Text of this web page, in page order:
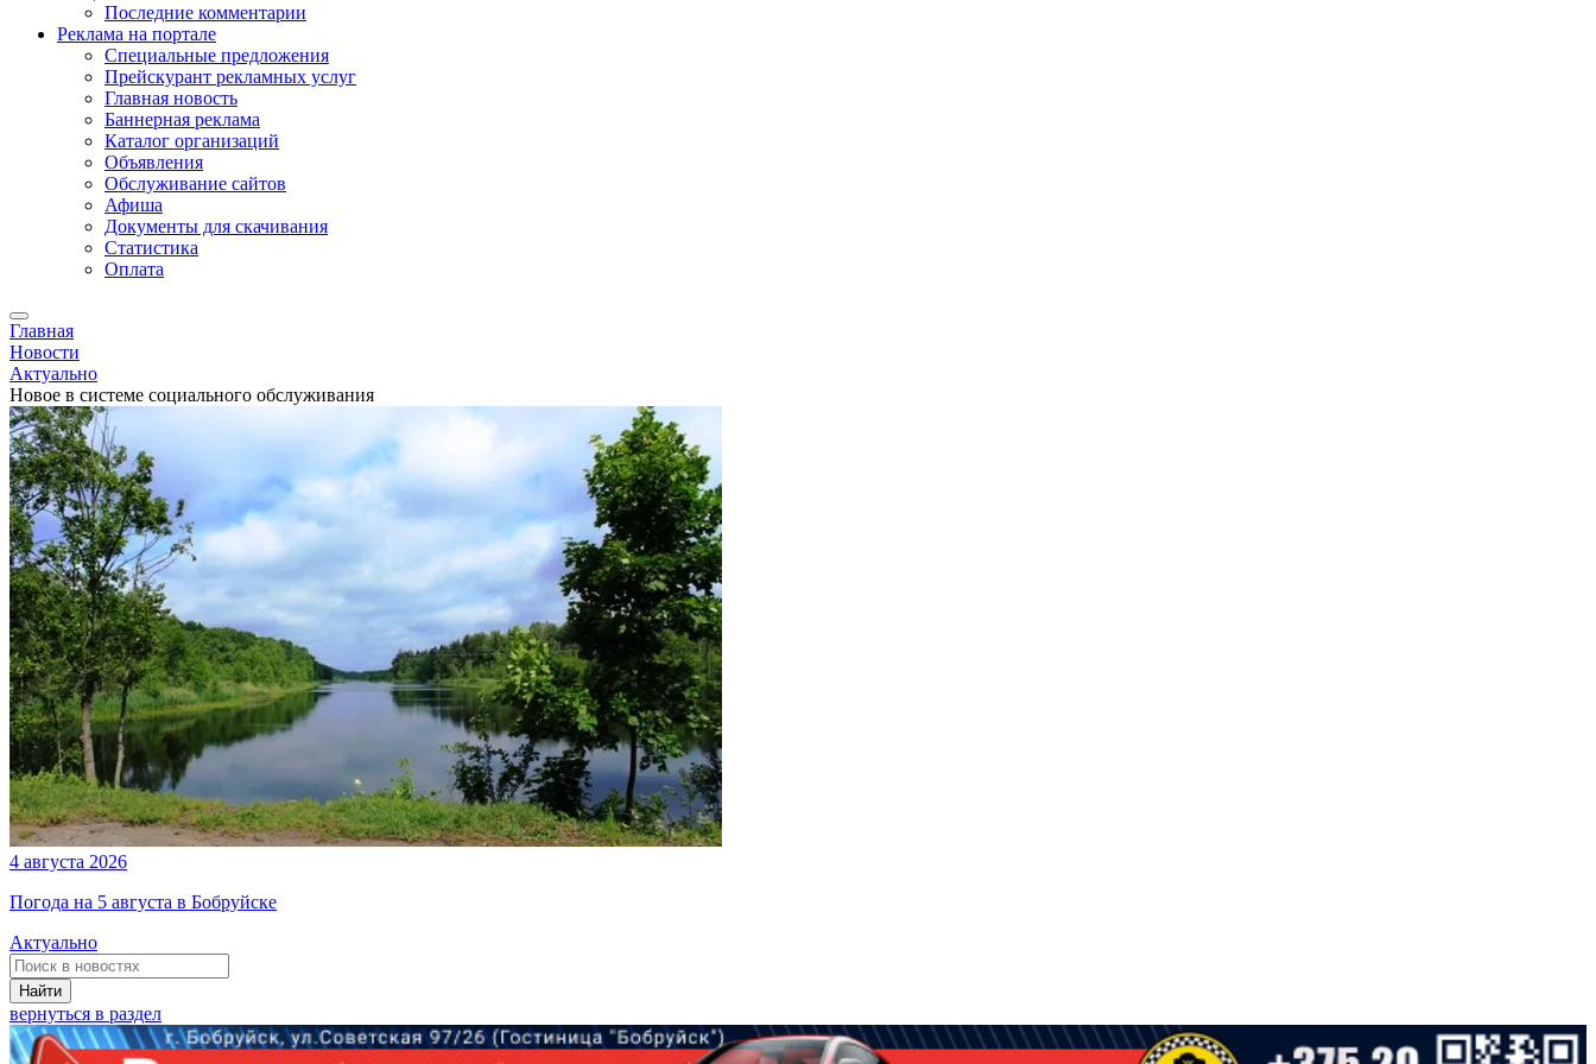
Последние комментарии
Реклама на портале
Специальные предложения
Прейскурант рекламных услуг
Главная новость
Баннерная реклама
Каталог организаций
Объявления
Обслуживание сайтов
Афиша
Документы для скачивания
Статистика
Оплата
Главная
Новости
Актуально
Новое в системе социального обслуживания
4 августа 2026
Погода на 5 августа в Бобруйске
Актуально
Найти
вернуться в раздел